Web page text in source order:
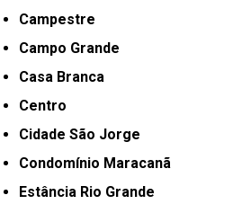
Campestre
Campo Grande
Casa Branca
Centro
Cidade São Jorge
Condomínio Maracanã
Estância Rio Grande